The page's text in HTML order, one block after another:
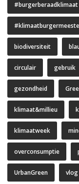
#burgerberaadklimaat
biodiversiteit
circulair gebruik
gezondheid
klimaat&millieu
klimaatweek
overconsumptie
UrbanGreen vlog